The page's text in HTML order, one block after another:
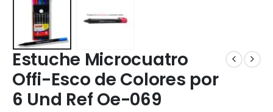
Estuche Microcuatro
Offi-Esco de Colores por
6 Und Ref Oe-069